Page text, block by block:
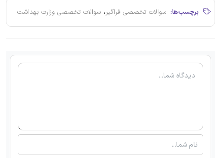
برچسب‌ها: سوالات تخصصی فراگیر، سوالات تخصصی وزارت بهداشت